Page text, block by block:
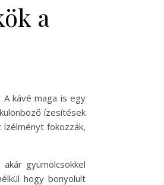
a
kávé maga is egy
ízesítések
fokozzák,
gyümölcsökkel
hogy bonyolult